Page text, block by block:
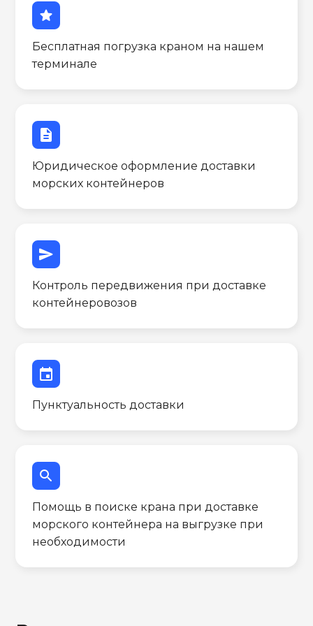
star
Бесплатная погрузка краном на нашем
терминале
description
Юридическое оформление доставки
морских контейнеров
send
Контроль передвижения при доставке
контейнеровозов
event
Пунктуальность доставки
search
Помощь в поиске крана при доставке
морского контейнера на выгрузке при
необходимости